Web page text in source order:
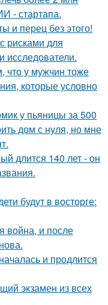
- стартапа.
и перец без этого!
рисками для
исследователи.
что у мужчин тоже
которые условно
у пьяницы за 500
дом с нуля, но мне
длится 140 лет - он
будут в восторге:
война, и после
и продлится
экзамен из всех